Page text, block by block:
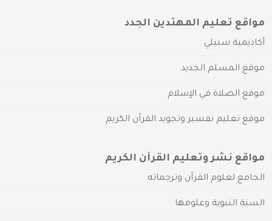
مواقع تعليم المهتدين الجدد
أكاديمية سبيلي
موقع المسلم الجديد
موقع الصلاة في الإسلام
موقع تعليم تفسير وتجويد القرآن الكريم
مواقع نشر وتعليم القرآن الكريم
الجامع لعلوم القرآن وترجماته
السنة النبوية وعلومها